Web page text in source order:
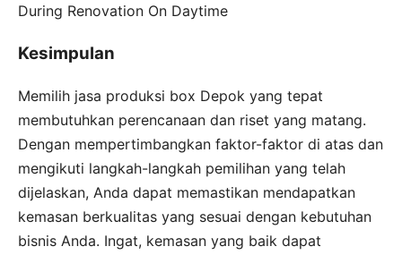
During Renovation On Daytime
Kesimpulan
Memilih jasa produksi box Depok yang tepat
membutuhkan perencanaan dan riset yang matang.
Dengan mempertimbangkan faktor-faktor di atas dan
mengikuti langkah-langkah pemilihan yang telah
dijelaskan, Anda dapat memastikan mendapatkan
kemasan berkualitas yang sesuai dengan kebutuhan
bisnis Anda. Ingat, kemasan yang baik dapat